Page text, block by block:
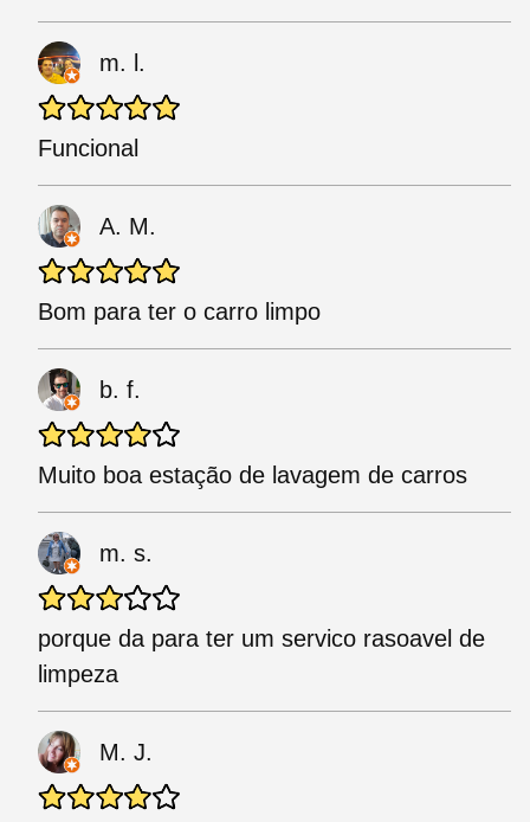
m. l.
Funcional
A. M.
Bom para ter o carro limpo
b. f.
Muito boa estação de lavagem de carros
m. s.
porque da para ter um servico rasoavel de
limpeza
M. J.